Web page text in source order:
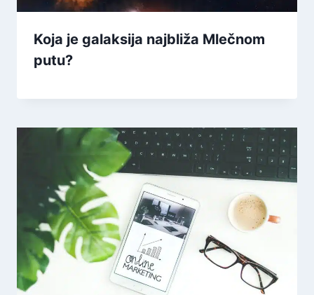
Koja je galaksija najbliža Mlečnom
putu?